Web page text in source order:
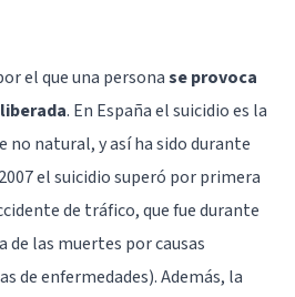
el que una personase provoca
. En España el suicidio es la
no natural, y así ha sido durante
el suicidio superó por primera
de tráfico, que fue durante
de las muertes por causas
de enfermedades). Además, la